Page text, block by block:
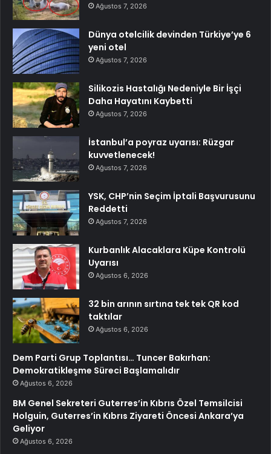
Ağustos 7, 2026
Dünya otelcilik devinden Türkiye’ye 6
yeni otel
Ağustos 7, 2026
Silikozis Hastalığı Nedeniyle Bir İşçi
Daha Hayatını Kaybetti
Ağustos 7, 2026
İstanbul’a poyraz uyarısı: Rüzgar
kuvvetlenecek!
Ağustos 7, 2026
YSK, CHP’nin Seçim İptali Başvurusunu
Reddetti
Ağustos 7, 2026
Kurbanlık Alacaklara Küpe Kontrolü
Uyarısı
Ağustos 6, 2026
32 bin arının sırtına tek tek QR kod
taktılar
Ağustos 6, 2026
Dem Parti Grup Toplantısı… Tuncer Bakırhan:
Demokratikleşme Süreci Başlamalıdır
Ağustos 6, 2026
BM Genel Sekreteri Guterres’in Kıbrıs Özel Temsilcisi
Holguin, Guterres’in Kıbrıs Ziyareti Öncesi Ankara’ya
Geliyor
Ağustos 6, 2026